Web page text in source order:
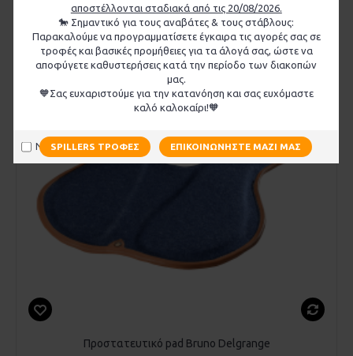
αποστέλλονται σταδιακά από τις 20/08/2026.
🐎 Σημαντικό για τους αναβάτες & τους στάβλους:
Παρακαλούμε να προγραμματίσετε έγκαιρα τις αγορές σας σε
τροφές και βασικές προμήθειες για τα άλογά σας, ώστε να
αποφύγετε καθυστερήσεις κατά την περίοδο των διακοπών
μας.
🧡Σας ευχαριστούμε για την κατανόηση και σας ευχόμαστε
καλό καλοκαίρι!🧡
Να μην εμφανιστεί ξανά
SPILLERS ΤΡΟΦΈΣ ΕΠΙΚΟΙΝΩΝΉΣΤΕ ΜΑΖΊ ΜΑΣ
Προστατευτικό pad Bruno Delgrange